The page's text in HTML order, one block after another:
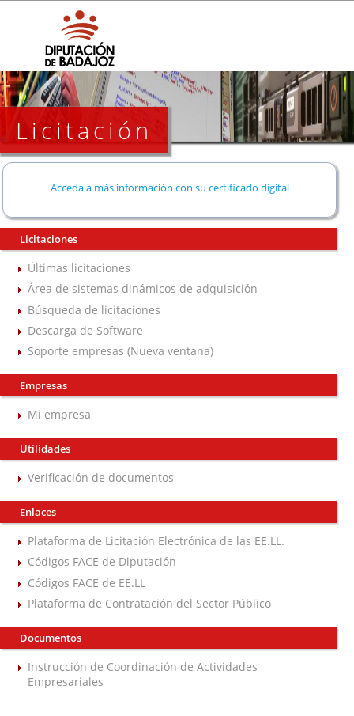
Licitación
Acceda a más información con su certificado digital
Licitaciones
Últimas licitaciones
Área de sistemas dinámicos de adquisición
Búsqueda de licitaciones
Descarga de Software
Soporte empresas (Nueva ventana)
Empresas
Mi empresa
Utilidades
Verificación de documentos
Enlaces
Plataforma de Licitación Electrónica de las EE.LL.
Códigos FACE de Diputación
Códigos FACE de EE.LL
Plataforma de Contratación del Sector Público
Documentos
Instrucción de Coordinación de Actividades
Empresariales